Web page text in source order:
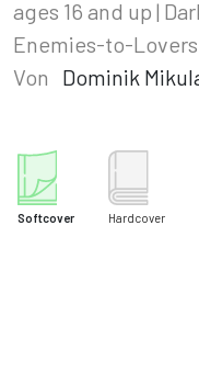
ages 16 and up |
Enemies-to-Lovers
Von
Dominik
Softcover Hardcover